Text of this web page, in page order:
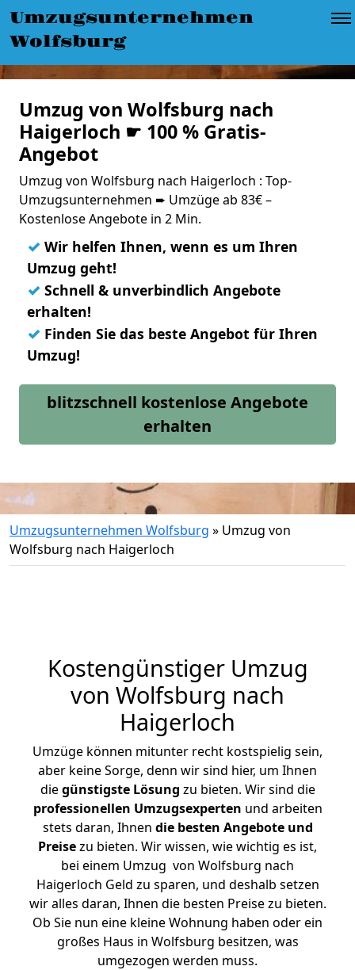
Umzugsunternehmen
Wolfsburg
Umzug von Wolfsburg nach
Haigerloch ☛ 100 % Gratis-
Angebot
Umzug von Wolfsburg nach Haigerloch : Top-
Umzugsunternehmen ➨ Umzüge ab 83€ –
Kostenlose Angebote in 2 Min.
✓ Wir helfen Ihnen, wenn es um Ihren
Umzug geht!
✓ Schnell & unverbindlich Angebote
erhalten!
✓ Finden Sie das beste Angebot für Ihren
Umzug!
blitzschnell kostenlose Angebote
erhalten
Umzugsunternehmen Wolfsburg » Umzug von
Wolfsburg nach Haigerloch
Kostengünstiger Umzug
von Wolfsburg nach
Haigerloch
Umzüge können mitunter recht kostspielig sein,
aber keine Sorge, denn wir sind hier, um Ihnen
diegünstigste Lösung zu bieten. Wir sind die
professionellen Umzugsexperten und arbeiten
stets daran, Ihnen die besten Angebote und
Preisezu bieten. Wir wissen, wie wichtig es ist,
bei einem Umzug von Wolfsburg nach
Haigerloch Geld zu sparen, und deshalb setzen
wir alles daran, Ihnen die besten Preise zu bieten.
Ob Sie nun eine kleine Wohnung haben oder ein
großes Haus in Wolfsburg besitzen, was
umgezogen werden muss.